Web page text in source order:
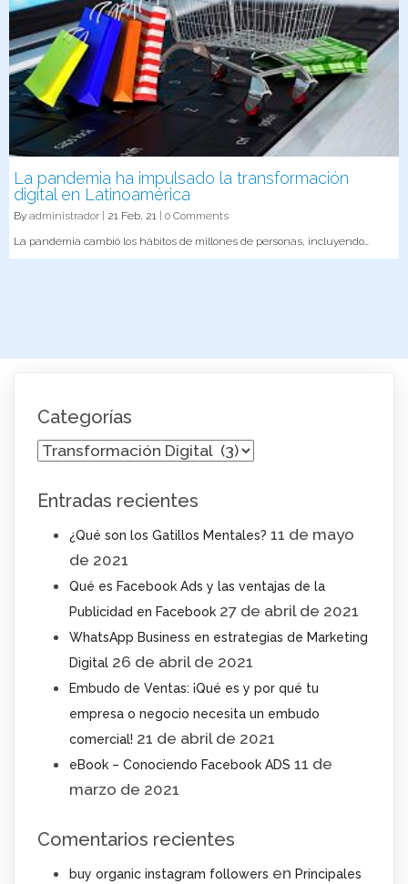
La pandemia ha impulsado la transformación
digital en Latinoamérica
By administrador | 21 Feb, 21 | 0 Comments
La pandemia cambió los hábitos de millones de personas, incluyendo…
Categorías
Categorías
Entradas recientes
¿Qué son los Gatillos Mentales? 11 de mayo
de 2021
Qué es Facebook Ads y las ventajas de la
Publicidad en Facebook 27 de abril de 2021
WhatsApp Business en estrategias de Marketing
Digital 26 de abril de 2021
Embudo de Ventas: ¡Qué es y por qué tu
empresa o negocio necesita un embudo
comercial! 21 de abril de 2021
eBook – Conociendo Facebook ADS 11 de
marzo de 2021
Comentarios recientes
buy organic instagram followers en Principales